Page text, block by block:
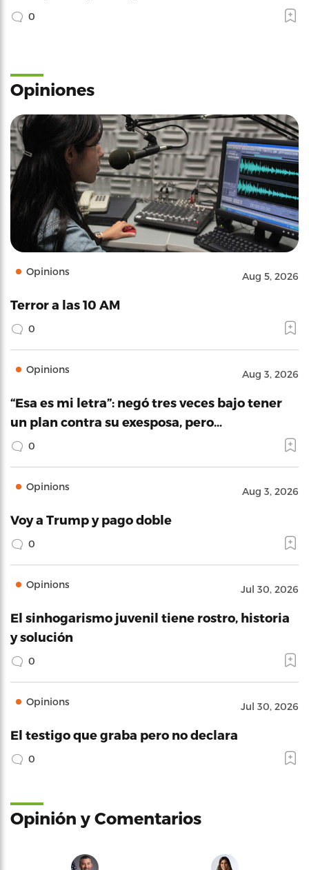
0
Opiniones
Opinions Aug 5, 2026
Terror a las 10 AM
0
Opinions Aug 3, 2026
“Esa es mi letra”: negó tres veces bajo tener
un plan contra su exesposa, pero…
0
Opinions Aug 3, 2026
Voy a Trump y pago doble
0
Opinions Jul 30, 2026
El sinhogarismo juvenil tiene rostro, historia
y solución
0
Opinions Jul 30, 2026
El testigo que graba pero no declara
0
Opinión y Comentarios